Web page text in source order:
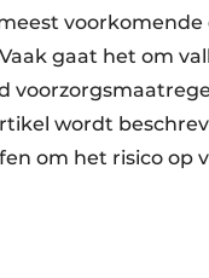
voorkomende
gaat het om
wordt
om het risico op